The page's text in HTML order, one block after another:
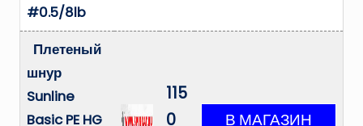
#0.5/8lb
Плетеный
шнур
Sunline
Basic PE HG
115
0